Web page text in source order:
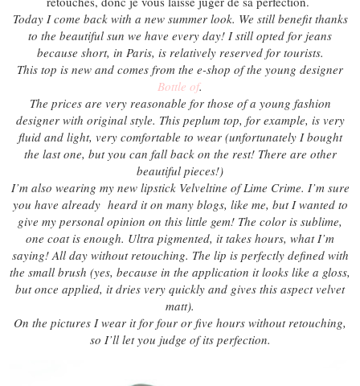
Today I come back with a new summer look. We still benefit thanks
to the beautiful sun we have every day! I still opted for jeans
because short, in Paris, is relatively reserved for tourists.
This top is new and comes from the e-shop of the young designer
Bottle of.
The prices are very reasonable for those of a young fashion
designer with original style. This peplum top, for example, is very
fluid and light, very comfortable to wear (unfortunately I bought
the last one, but you can fall back on the rest! There are other
beautiful pieces!)
I’m also wearing my new lipstick Velveltine of Lime Crime. I’m sure
you have already heard it on many blogs, like me, but I wanted to
give my personal opinion on this little gem! The color is sublime,
one coat is enough. Ultra pigmented, it takes hours, what I’m
saying! All day without retouching. The lip is perfectly defined with
the small brush (yes, because in the application it looks like a gloss,
but once applied, it dries very quickly and gives this aspect velvet
matt).
On the pictures I wear it for four or five hours without retouching,
so I’ll let you judge of its perfection.